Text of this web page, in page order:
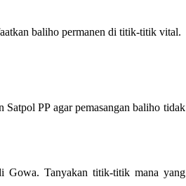
baliho permanen di titik-titik vital.
PP agar pemasangan baliho tidak
Gowa. Tanyakan titik-titik mana yang